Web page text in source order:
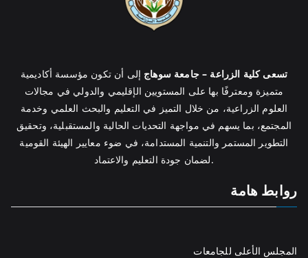
تسعى كلية الزراعة – جامعة سوهاج إلى أن تكون مؤسسة أكاديمية
متميزة ومعترفًا بها على المستويين الإقليمي والدولي في مجالات
العلوم الزراعية، من خلال التميز في التعليم والبحث العلمي وخدمة
المجتمع، بما يسهم في مواجهة التحديات الحالية والمستقبلية، وتحقيق
التطوير المستمر والتنمية المستدامة، في ضوء معايير الهيئة القومية
لضمان جودة التعليم والاعتماد.
روابط هامة
المجلس الأعلى للجامعات